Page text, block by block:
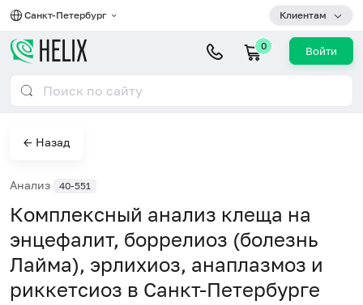
Санкт-Петербург Клиентам
0 Войти
← Назад
Анализ 40-551
Комплексный анализ клеща на
энцефалит, боррелиоз (болезнь
Лайма), эрлихиоз, анаплазмоз и
риккетсиоз в Санкт-Петербурге